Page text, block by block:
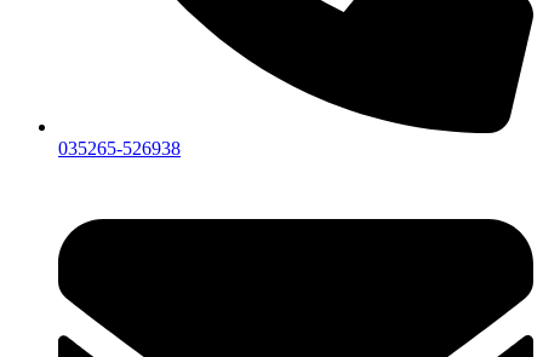
035265-526938